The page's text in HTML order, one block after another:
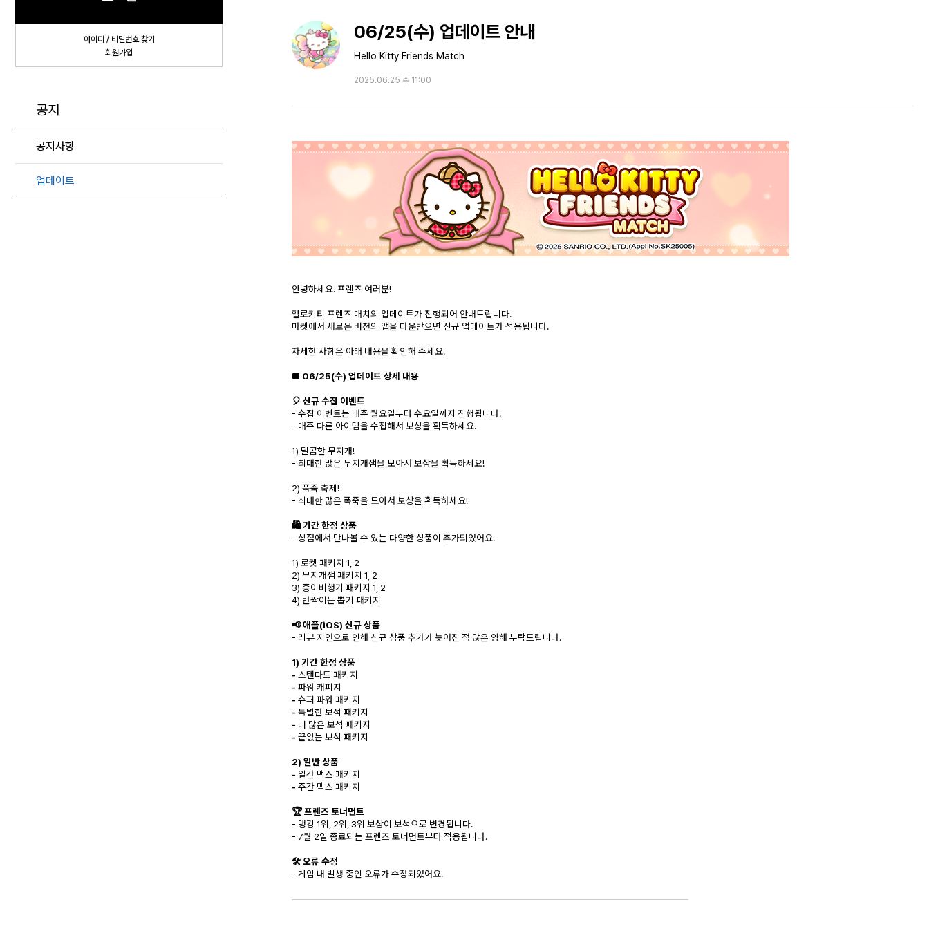
아이디 / 비밀번호 찾기
회원가입
공지
공지사항
업데이트
06/25(수) 업데이트 안내
Hello Kitty Friends Match
2025.06.25 수 11:00
안녕하세요. 프렌즈 여러분!
헬로키티 프렌즈 매치의 업데이트가 진행되어 안내드립니다.
마켓에서 새로운 버전의 앱을 다운받으면 신규 업데이트가 적용됩니다.
자세한 사항은 아래 내용을 확인해 주세요.
■ 06/25(수) 업데이트 상세 내용
🎈 신규 수집 이벤트
- 수집 이벤트는 매주 월요일부터 수요일까지 진행됩니다.
- 매주 다른 아이템을 수집해서 보상을 획득하세요.
1) 달콤한 무지개!
- 최대한 많은 무지개잼을 모아서 보상을 획득하세요!
2) 폭죽 축제!
- 최대한 많은 폭죽을 모아서 보상을 획득하세요!
🛍️ 기간 한정 상품
- 상점에서 만나볼 수 있는 다양한 상품이 추가되었어요.
1) 로켓 패키지 1, 2
2) 무지개잼 패키지 1, 2
3) 종이비행기 패키지 1, 2
4) 반짝이는 뽑기 패키지
📢 애플(iOS) 신규 상품
- 리뷰 지연으로 인해 신규 상품 추가가 늦어진 점 많은 양해 부탁드립니다.
1) 기간 한정 상품
- 스탠다드 패키지
- 파워 캐피지
- 슈퍼 파워 패키지
- 특별한 보석 패키지
- 더 많은 보석 패키지
- 끝없는 보석 패키지
2) 일반 상품
- 일간 맥스 패키지
- 주간 맥스 패키지
🏆 프렌즈 토너먼트
- 랭킹 1위, 2위, 3위 보상이 보석으로 변경됩니다.
- 7월 2일 종료되는 프렌즈 토너먼트부터 적용됩니다.
🛠️ 오류 수정
- 게임 내 발생 중인 오류가 수정되었어요.